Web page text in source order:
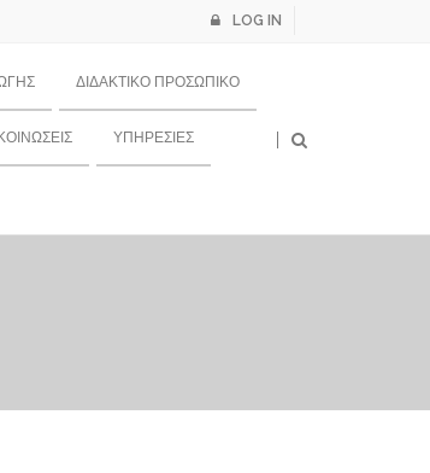
LOG IN
ΔΙΔΑΚΤΙΚΌ ΠΡΟΣΩΠΙΚΌ
ΥΠΗΡΕΣΊΕΣ ×